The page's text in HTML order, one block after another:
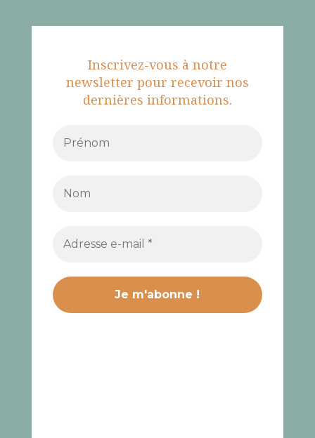
Inscrivez-vous à notre
newsletter pour recevoir nos
dernières informations.